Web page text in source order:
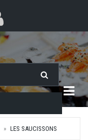
LES SAUCISSONS